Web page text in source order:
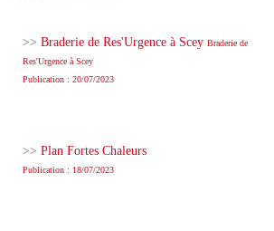
>> Braderie de Res'Urgence à Scey Braderie de
Res'Urgence à Scey
Publication : 20/07/2023
>> Plan Fortes Chaleurs
Publication : 18/07/2023